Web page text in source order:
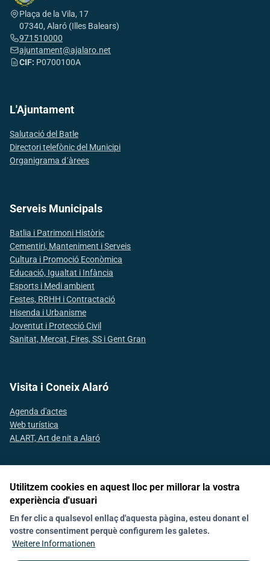
Plaça de la Vila, 17
07340, Alaró (Illes Balears)
971510000
ajuntament@ajalaro.net
CIF: P0700100A
L'Ajuntament
Salutació del Batle
Directori telefònic del Municipi
Organigrama d´àrees
Serveis Municipals
Batlia i Patrimoni Històric
Cementiri, Manteniment i Serveis
Cultura i Promoció Econòmica
Educació, Igualtat i Infància
Esports i Medi ambient
Festes, RRHH i Contractació
Hisenda i Urbanisme
Joventut i Protecció Civil
Sanitat, Mercat, Fires, SS i Gent Gran
Visita i Coneix Alaró
Agenda d'actes
Web turística
ALART, Art de nit a Alaró
Segueix-nos a les xarxes socials
Política de galetes (Cookies) Agenda
Declaració d'accesibilitat
Utilitzem cookies en aquest lloc per millorar la vostra
experiència d'usuari
En fer clic a qualsevol enllaç d'aquesta pàgina, esteu donant el
vostre consentiment perquè configurem les galetes.
Weitere Informationen